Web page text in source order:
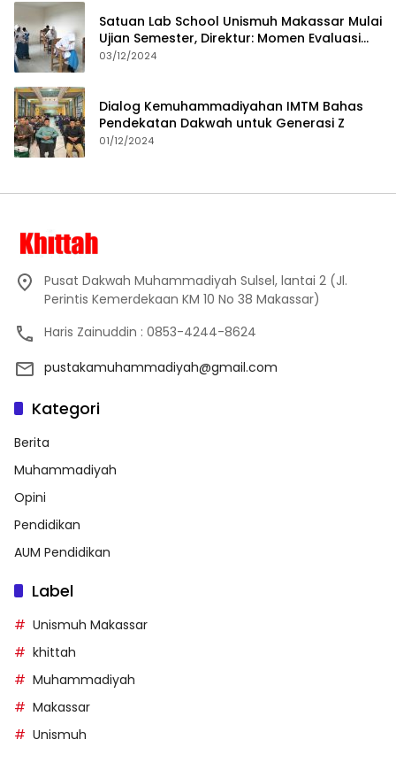
Satuan Lab School Unismuh Makassar Mulai
Ujian Semester, Direktur: Momen Evaluasi
Proses Pembelajaran
03/12/2024
Dialog Kemuhammadiyahan IMTM Bahas
Pendekatan Dakwah untuk Generasi Z
01/12/2024
Pusat Dakwah Muhammadiyah Sulsel, lantai 2 (Jl.
Perintis Kemerdekaan KM 10 No 38 Makassar)
Haris Zainuddin : 0853-4244-8624
pustakamuhammadiyah@gmail.com
Kategori
Berita
Muhammadiyah
Opini
Pendidikan
AUM Pendidikan
Label
Unismuh Makassar
khittah
Muhammadiyah
Makassar
Unismuh